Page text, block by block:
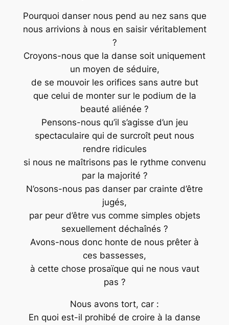
Pourquoi danser nous pend au nez sans que
nous arrivions à nous en saisir véritablement
?
Croyons-nous que la danse soit uniquement
un moyen de séduire,
de se mouvoir les orifices sans autre but
que celui de monter sur le podium de la
beauté aliénée ?
Pensons-nous qu’il s’agisse d’un jeu
spectaculaire qui de surcroît peut nous
rendre ridicules
si nous ne maîtrisons pas le rythme convenu
par la majorité ?
N’osons-nous pas danser par crainte d’être
jugés,
par peur d’être vus comme simples objets
sexuellement déchaînés ?
Avons-nous donc honte de nous prêter à
ces bassesses,
à cette chose prosaïque qui ne nous vaut
pas ?
Nous avons tort, car :
En quoi est-il prohibé de croire à la danse